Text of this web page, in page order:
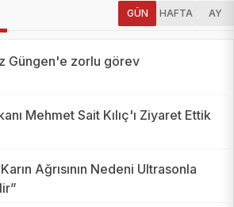
GÜN HAFTA AY
Güngen'e zorlu görev
Mehmet Sait Kılıç'ı Ziyaret Ettik
Ağrısının Nedeni Ultrasonla